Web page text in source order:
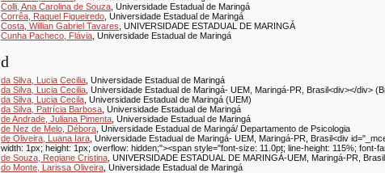
Colli, Ana Carolina de Souza, Universidade Estadual de Maringá
Corrêa, Raquel Figueiredo, Universidade Estadual de Maringá
Costa, Willian Gabriel Tavares , UNIVERSIDADE ESTADUAL DE MARINGÁ
Cunha Pacheco, Flávia, Universidade Estadual de Maringá
d
da Silva, Lucia Cecilia, Universidade Estadual de Maringá
da Silva, Lucia Cecilia, Universidade Estadual de Maringá- UEM, Maringá-PR, Brasil<div></div>
da Silva, Lucia Cecila, Universidade Estadual de Maringá (UEM)
da Silva, Patrícia Barbosa, Universidade Estadual de Maringá
de Andrade, Juliana Pimenta, Universidade Estadual de Maringá
de Nez de Melo, Débora, Universidade Estadual de Maringá/ Departamento de Psicologia
de Oliveira, Luana Iara, Universidade Estadual de Maringá- UEM, Maringá-PR, Brasil<div
width: 1px; height: 1px; overflow: hidden;"><span style="font-size: 11.0pt; line-height: 115%; font-
de Souza, Regiane Cristina, UNIVERSIDADE ESTADUAL DE MARINGÁ-UEM, Maringá-PR, Brasil
do Monte, Larissa Oliveira, Universidade Estadual de Maringá